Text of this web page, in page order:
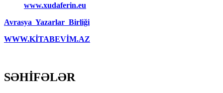
www.xudaferin.eu
Avrasya Yazarlar Birliği
WWW.KİTABEVİM.AZ
SƏHİFƏLƏR